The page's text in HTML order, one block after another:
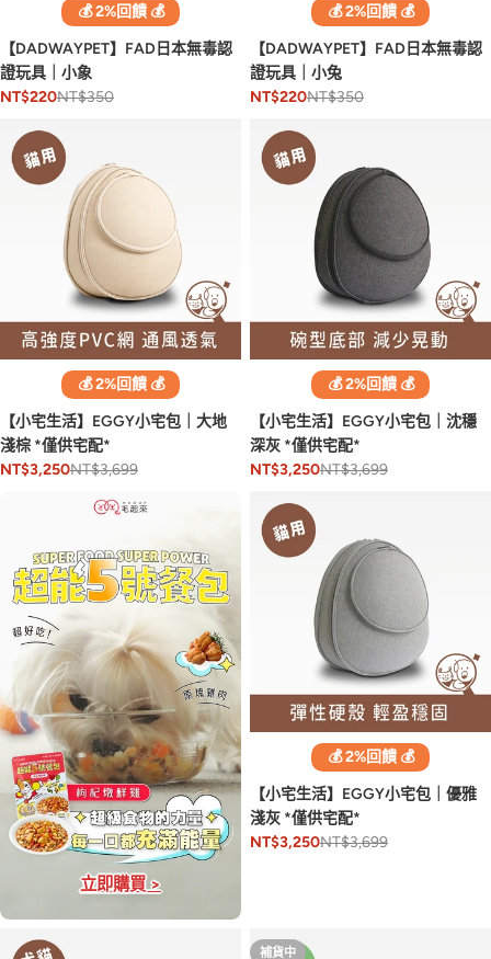
💰 2%回饋 💰
【DADWAYPET】FAD日本無毒認
證玩具｜小象
NT$220NT$350
💰 2%回饋 💰
【DADWAYPET】FAD日本無毒認
證玩具｜小兔
NT$220NT$350
💰 2%回饋 💰
【小宅生活】EGGY小宅包｜大地
淺棕 *僅供宅配*
NT$3,250NT$3,699
💰 2%回饋 💰
【小宅生活】EGGY小宅包｜沈穩
深灰 *僅供宅配*
NT$3,250NT$3,699
立即購買 >
💰 2%回饋 💰
【小宅生活】EGGY小宅包｜優雅
淺灰 *僅供宅配*
NT$3,250NT$3,699
補貨中